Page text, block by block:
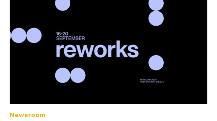
Newsroom